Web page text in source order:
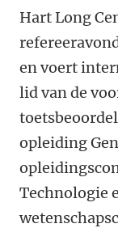
Hart Long
en voert
lid van de
opleiding
Technologie